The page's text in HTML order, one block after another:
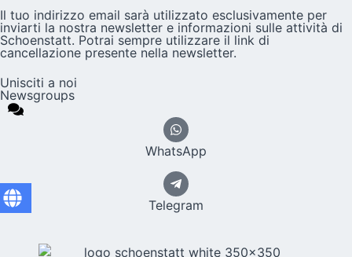
Il tuo indirizzo email sarà utilizzato esclusivamente per
inviarti la nostra newsletter e informazioni sulle attività di
Schoenstatt. Potrai sempre utilizzare il link di
cancellazione presente nella newsletter.
Unisciti a noi
Newsgroups
WhatsApp
Telegram